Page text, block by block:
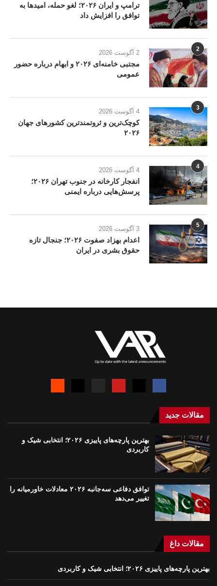
ترامپ و ایران ۲۰۲۶؛ لغو حمله، امیدها به
توافق را افزایش داد
2 2 آگوست 2026
مجتبی خامنه‌ای ۲۰۲۶ و ابهام درباره حضور
عمومی
3 4 آگوست 2026
کوچک‌ترین و ثروتمندترین کشورهای جهان
۲۰۲۶
4 4 آگوست 2026
انفجار کارخانه در جنوب تهران ۲۰۲۶؛
پرسش‌هایی درباره ایمنی
5 3 آگوست 2026
اعدام بهزاد صفوت ۲۰۲۶؛ جنجال تازه
حقوق بشری در ایران
مقالات جدید
بهترین پارچه‌های پاییزی ۲۰۲۶؛ انتخابی شیک و
کاربردی
توافق دفاعی سه‌جانبه ۲۰۲۶ معادلات خاورمیانه را
تغییر می‌دهد
مقالات داغ
بهترین پارچه‌های پاییزی ۲۰۲۶؛ انتخابی شیک و کاربردی